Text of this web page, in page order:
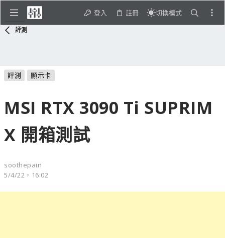
登入 註冊 切換模式
評測
評測 顯示卡
MSI RTX 3090 Ti SUPRIM
X 開箱測試
soothepain
5/4/22，16:02